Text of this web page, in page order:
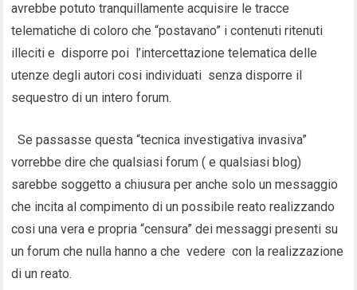
avrebbe potuto tranquillamente acquisire le tracce
telematiche di coloro che “postavano” i contenuti ritenuti
illeciti e disporre poi l’intercettazione telematica delle
utenze degli autori cosi individuati senza disporre il
sequestro di un intero forum.
Se passasse questa “tecnica investigativa invasiva”
vorrebbe dire che qualsiasi forum ( e qualsiasi blog)
sarebbe soggetto a chiusura per anche solo un messaggio
che incita al compimento di un possibile reato realizzando
cosi una vera e propria “censura” dei messaggi presenti su
un forum che nulla hanno a che vedere con la realizzazione
di un reato.